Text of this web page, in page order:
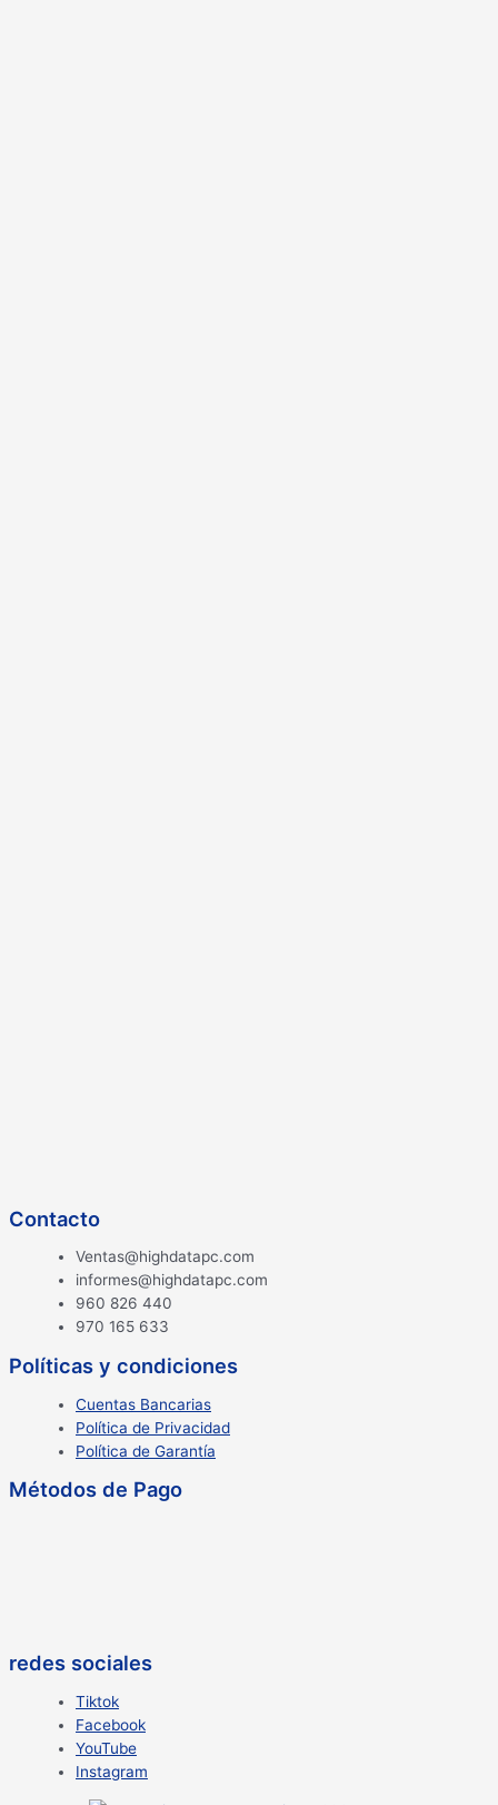
Contacto
Ventas@highdatapc.com
informes@highdatapc.com
960 826 440
970 165 633
Políticas y condiciones
Cuentas Bancarias
Política de Privacidad
Política de Garantía
Métodos de Pago
redes sociales
Tiktok
Facebook
YouTube
Instagram